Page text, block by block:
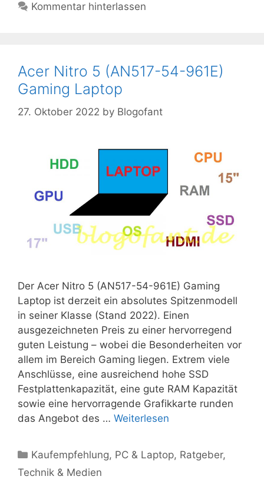
Kommentar hinterlassen
Acer Nitro 5 (AN517-54-961E)
Gaming Laptop
27. Oktober 2022 by Blogofant
Der Acer Nitro 5 (AN517-54-961E) Gaming
Laptop ist derzeit ein absolutes Spitzenmodell
in seiner Klasse (Stand 2022). Einen
ausgezeichneten Preis zu einer hervorregend
guten Leistung – wobei die Besonderheiten vor
allem im Bereich Gaming liegen. Extrem viele
Anschlüsse, eine ausreichend hohe SSD
Festplattenkapazität, eine gute RAM Kapazität
sowie eine hervorragende Grafikkarte runden
das Angebot des … Weiterlesen
Kategorien
Kaufempfehlung, PC & Laptop, Ratgeber,
Technik & Medien